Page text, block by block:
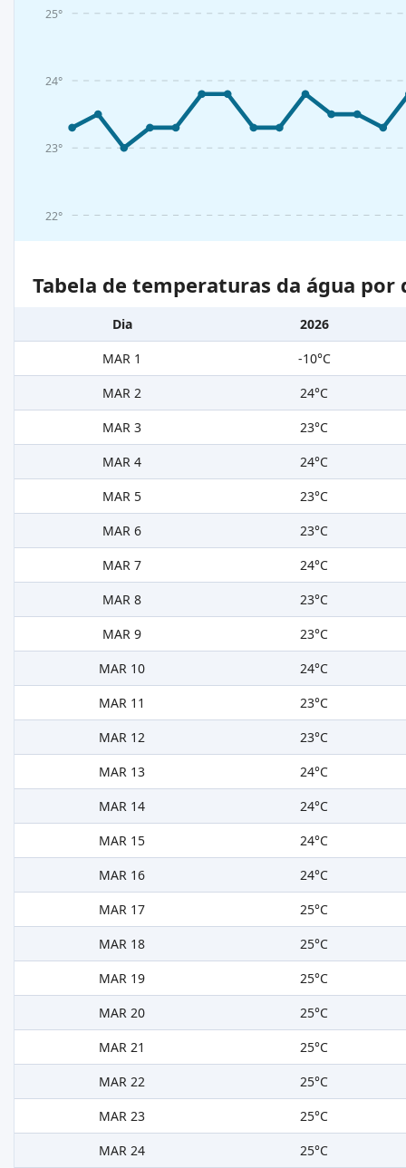
22°
23°
24°
25°
Tabela de temperaturas da água
Dia
2026
MAR 1
-10°C
MAR 2
24°C
MAR 3
23°C
MAR 4
24°C
MAR 5
23°C
MAR 6
23°C
MAR 7
24°C
MAR 8
23°C
MAR 9
23°C
MAR 10
24°C
MAR 11
23°C
MAR 12
23°C
MAR 13
24°C
MAR 14
24°C
MAR 15
24°C
MAR 16
24°C
MAR 17
25°C
MAR 18
25°C
MAR 19
25°C
MAR 20
25°C
MAR 21
25°C
MAR 22
25°C
MAR 23
25°C
MAR 24
25°C